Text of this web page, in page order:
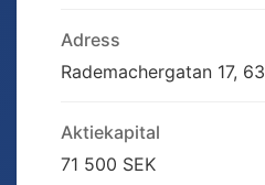
Adress
Rademachergatan 17,
Aktiekapital
71 500 SEK